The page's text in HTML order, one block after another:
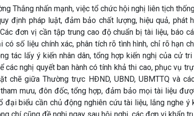
Thắng nhấn mạnh, việc tổ chức hội nghị liên tịch
định pháp luật, đảm bảo chất lượng, hiệu quả, phát
đơn vị cần tập trung cao độ chuẩn bị tài liệu, báo
số liệu chính xác, phân tích rõ tình hình, chỉ rõ hạn
tác lấy ý kiến nhân dân, tổng hợp kiến nghị của cử
nghị quyết ban hành có tính khả thi cao, phục vụ
giữa Thường trực HĐND, UBND, UBMTTQ và
mưu, đôn đốc, tổng hợp, đảm bảo mọi tài liệu
biểu cần chủ động nghiên cứu tài liệu, lắng nghe ý